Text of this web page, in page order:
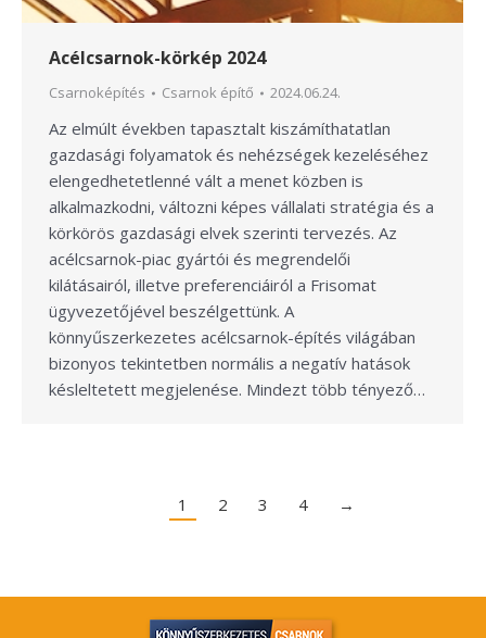
Acélcsarnok-körkép 2024
Csarnoképítés Csarnok építő 2024.06.24.
Az elmúlt években tapasztalt kiszámíthatatlan
gazdasági folyamatok és nehézségek kezeléséhez
elengedhetetlenné vált a menet közben is
alkalmazkodni, változni képes vállalati stratégia és a
körkörös gazdasági elvek szerinti tervezés. Az
acélcsarnok-piac gyártói és megrendelői
kilátásairól, illetve preferenciáiról a Frisomat
ügyvezetőjével beszélgettünk. A
könnyűszerkezetes acélcsarnok-építés világában
bizonyos tekintetben normális a negatív hatások
késleltetett megjelenése. Mindezt több tényező…
1 2 3 4 →